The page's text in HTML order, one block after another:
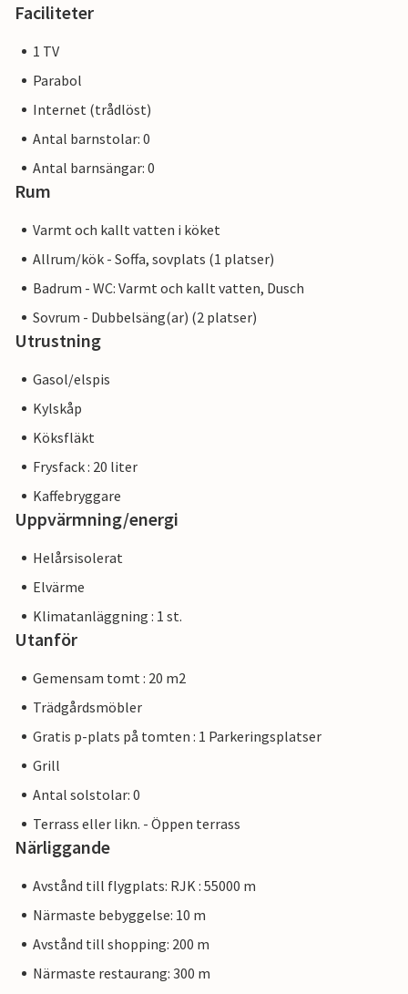
Faciliteter
1 TV
Parabol
Internet (trådlöst)
Antal barnstolar: 0
Antal barnsängar: 0
Rum
Varmt och kallt vatten i köket
Allrum/kök - Soffa, sovplats (1 platser)
Badrum - WC: Varmt och kallt vatten, Dusch
Sovrum - Dubbelsäng(ar) (2 platser)
Utrustning
Gasol/elspis
Kylskåp
Köksfläkt
Frysfack : 20 liter
Kaffebryggare
Uppvärmning/energi
Helårsisolerat
Elvärme
Klimatanläggning : 1 st.
Utanför
Gemensam tomt : 20 m2
Trädgårdsmöbler
Gratis p-plats på tomten : 1 Parkeringsplatser
Grill
Antal solstolar: 0
Terrass eller likn. - Öppen terrass
Närliggande
Avstånd till flygplats: RJK : 55000 m
Närmaste bebyggelse: 10 m
Avstånd till shopping: 200 m
Närmaste restaurang: 300 m